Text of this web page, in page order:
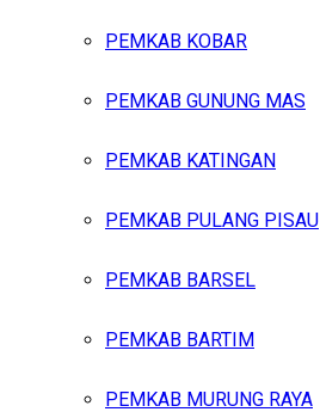
PEMKAB KOBAR
PEMKAB GUNUNG MAS
PEMKAB KATINGAN
PEMKAB PULANG PISAU
PEMKAB BARSEL
PEMKAB BARTIM
PEMKAB MURUNG RAYA